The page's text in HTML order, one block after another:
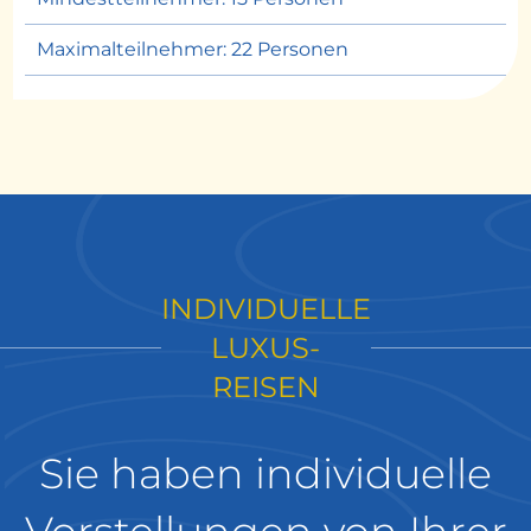
Maximalteilnehmer: 22 Personen
INDIVIDUELLE
LUXUS-
REISEN
Sie haben individuelle